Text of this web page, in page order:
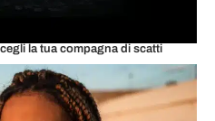
la tua compagna di scatti